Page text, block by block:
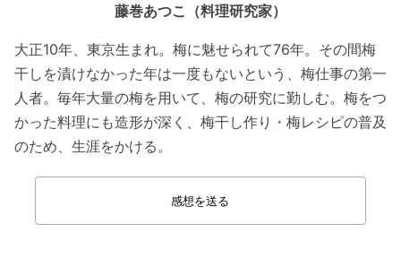
藤巻あつこ（料理研究家）
大正10年、東京生まれ。梅に魅せられて76年。その間梅
干しを漬けなかった年は一度もないという、梅仕事の第一
人者。毎年大量の梅を用いて、梅の研究に勤しむ。梅をつ
かった料理にも造形が深く、梅干し作り・梅レシピの普及
のため、生涯をかける。
感想を送る